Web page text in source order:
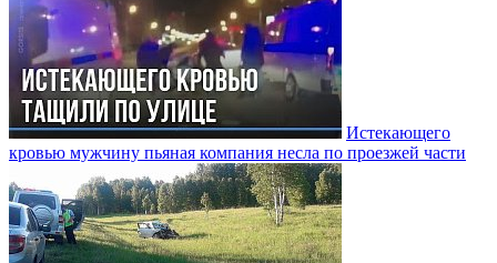
Истекающего
кровью мужчину пьяная компания несла по проезжей части